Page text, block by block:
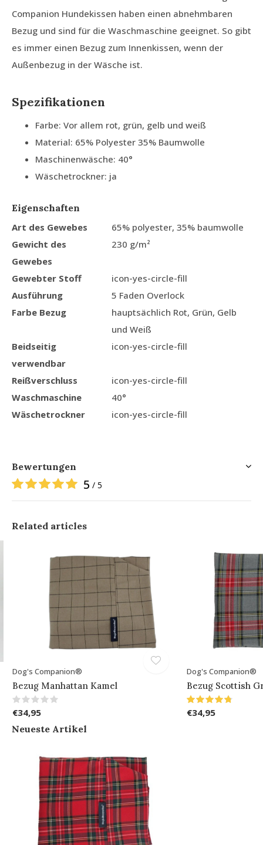
Companion Hundekissen haben einen abnehmbaren
Bezug und sind für die Waschmaschine geeignet. So gibt
es immer einen Bezug zum Innenkissen, wenn der
Außenbezug in der Wäsche ist.
Spezifikationen
Farbe: Vor allem rot, grün, gelb und weiß
Material: 65% Polyester 35% Baumwolle
Maschinenwäsche: 40°
Wäschetrockner: ja
Eigenschaften
Art des Gewebes
65% polyester, 35% baumwolle
Gewicht des
Gewebes
230 g/m²
Gewebter Stoff
icon-yes-circle-fill
Ausführung
5 Faden Overlock
Farbe Bezug
hauptsächlich Rot, Grün, Gelb
und Weiß
Beidseitig
verwendbar
icon-yes-circle-fill
Reißverschluss
icon-yes-circle-fill
Waschmaschine
40°
Wäschetrockner
icon-yes-circle-fill
Bewertungen
5 / 5
Related articles
Dog's Companion®
Bezug Manhattan Kamel
€34,95
Dog's Companion®
Bezug Scottish
€34,95
Neueste Artikel